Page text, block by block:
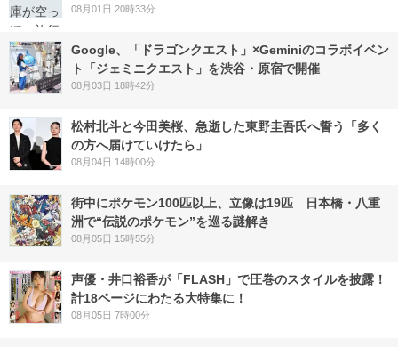
08月01日 20時33分
Google、「ドラゴンクエスト」×Geminiのコラボイベン
ト「ジェミニクエスト」を渋谷・原宿で開催
08月03日 18時42分
松村北斗と今田美桜、急逝した東野圭吾氏へ誓う「多く
の方へ届けていけたら」
08月04日 14時00分
街中にポケモン100匹以上、立像は19匹 日本橋・八重
洲で“伝説のポケモン”を巡る謎解き
08月05日 15時55分
声優・井口裕香が「FLASH」で圧巻のスタイルを披露！
計18ページにわたる大特集に！
08月05日 7時00分